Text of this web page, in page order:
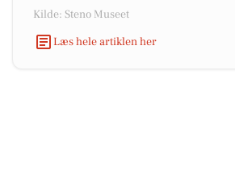
Kilde: Steno Museet
Læs hele artiklen her